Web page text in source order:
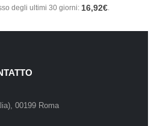
degli ultimi 30 giorni: 16,92€.
00199 Roma